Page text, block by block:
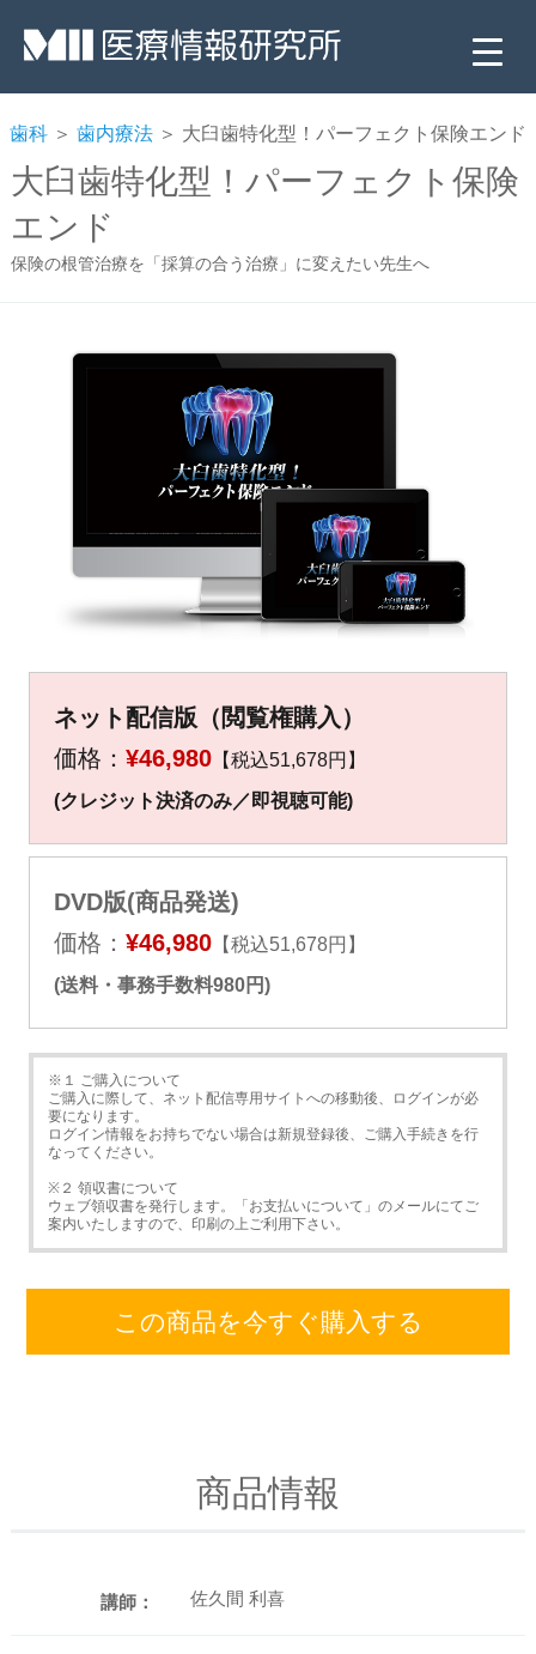
歯科 ＞ 歯内療法 ＞ 大臼歯特化型！パーフェクト保険エンド
大臼歯特化型！パーフェクト保険
エンド
保険の根管治療を「採算の合う治療」に変えたい先生へ
ネット配信版（閲覧権購入）
価格： ¥46,980【税込51,678円】
(クレジット決済のみ／即視聴可能)
DVD版(商品発送)
価格： ¥46,980【税込51,678円】
(送料・事務手数料980円)
※１ ご購入について
ご購入に際して、ネット配信専用サイトへの移動後、ログインが必
要になります。
ログイン情報をお持ちでない場合は新規登録後、ご購入手続きを行
なってください。
※２ 領収書について
ウェブ領収書を発行します。「お支払いについて」のメールにてご
案内いたしますので、印刷の上ご利用下さい。
この商品を今すぐ購入する
商品情報
講師： 佐久間 利喜